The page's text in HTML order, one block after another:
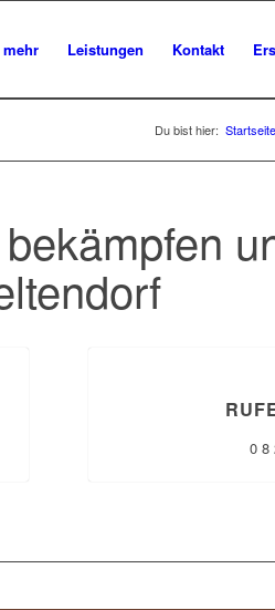
mehr Leistungen Kontakt
Du bist hier: Startseite
0 8